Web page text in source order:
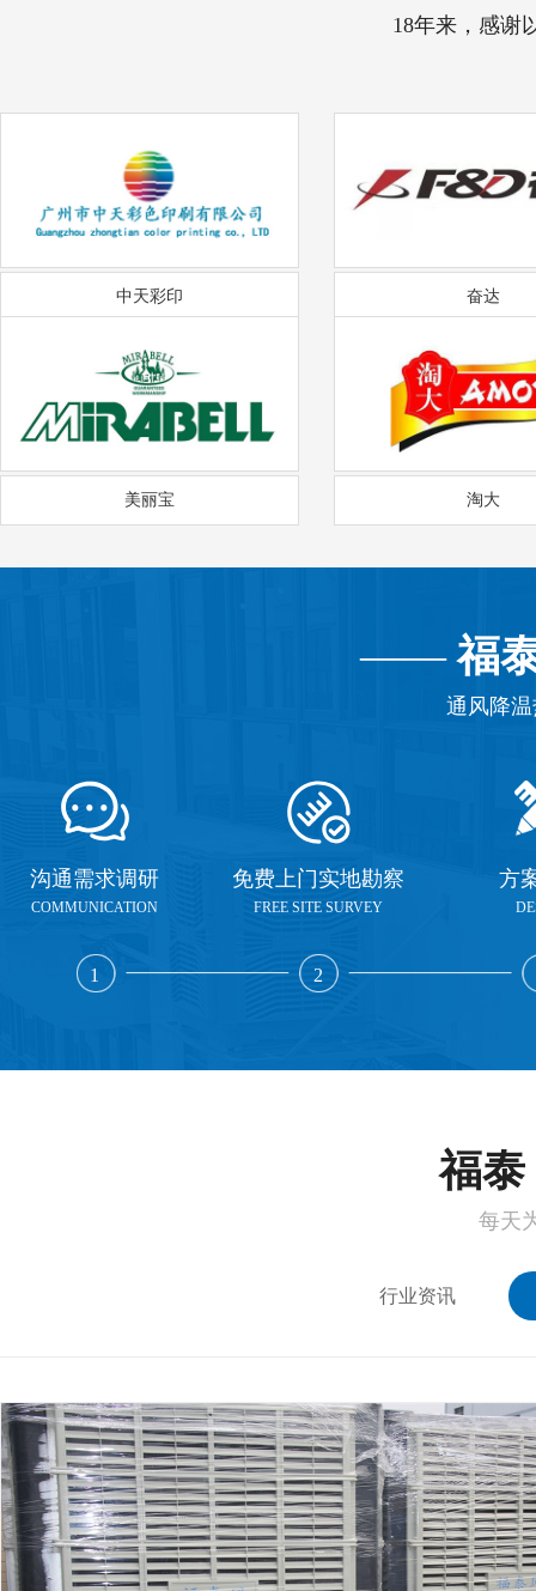
18年来，感谢
中天彩印 奋达
美丽宝 淘大
——福
通风降
沟通需求调研
COMMUNICATION
1
免费上门实地勘察
FREE SITE SURVEY
2
方
福泰
每天
行业资讯